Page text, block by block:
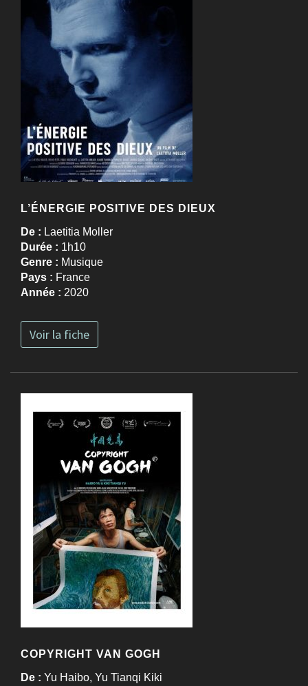
L’ÉNERGIE POSITIVE DES DIEUX
De : Laetitia Moller
Durée : 1h10
Genre : Musique
Pays : France
Année : 2020
Voir la fiche
COPYRIGHT VAN GOGH
De : Yu Haibo, Yu Tianqi Kiki